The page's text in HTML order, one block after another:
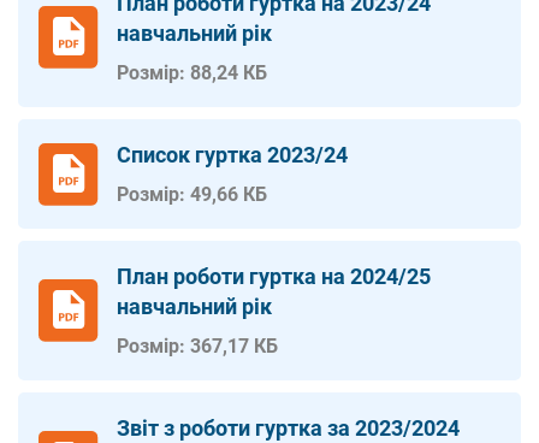
навчальний рік
Розмір: 88,24 КБ
Список гуртка 2023/24
Розмір: 49,66 КБ
План роботи гуртка на 2024/25
навчальний рік
Розмір: 367,17 КБ
Звіт з роботи гуртка за 2023/2024